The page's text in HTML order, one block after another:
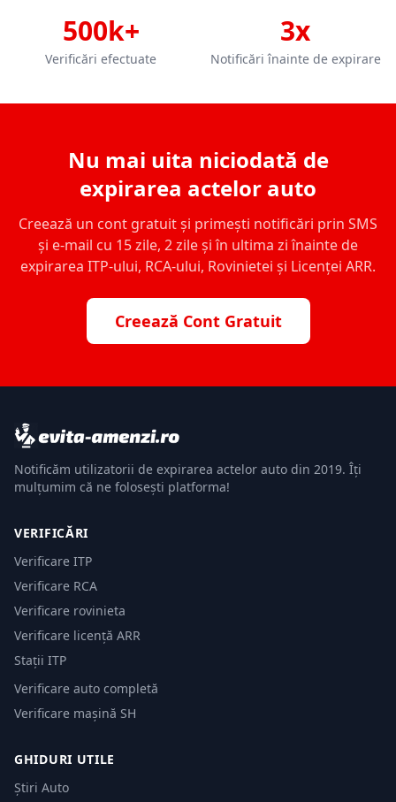
500k+
Verificări efectuate
3x
Notificări înainte de expirare
Nu mai uita niciodată de
expirarea actelor auto
Creează un cont gratuit și primești notificări prin SMS
și e-mail cu 15 zile, 2 zile și în ultima zi înainte de
expirarea ITP-ului, RCA-ului, Rovinietei și Licenței ARR.
Creează Cont Gratuit
Notificăm utilizatorii de expirarea actelor auto din 2019. Îți
mulțumim că ne folosești platforma!
VERIFICĂRI
Verificare ITP
Verificare RCA
Verificare rovinieta
Verificare licență ARR
Stații ITP
Verificare auto completă
Verificare mașină SH
GHIDURI UTILE
Știri Auto